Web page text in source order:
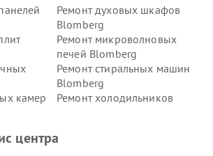
Ремонт духовых шкафов
Blomberg
Ремонт микроволновых
печей Blomberg
Ремонт стиральных машин
Blomberg
камер
Ремонт холодильников
центра